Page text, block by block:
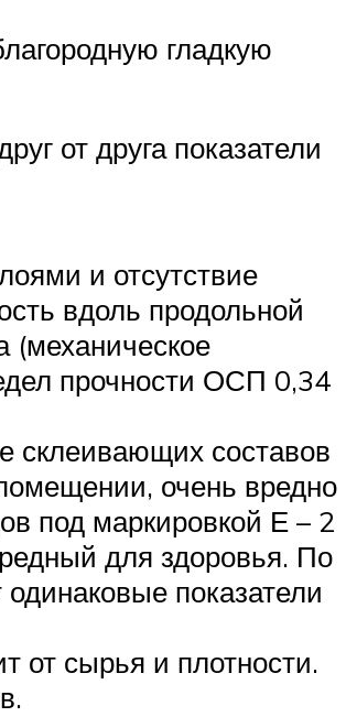
гладкую
от друга показатели
и отсутствие
вдоль продольной
(механическое
прочности ОСП 0,34
склеивающих составов
очень вредно
под маркировкой Е – 2
для здоровья. По
показатели
от сырья и плотности.